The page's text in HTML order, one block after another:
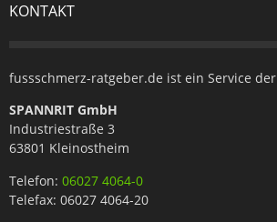
KONTAKT
fussschmerz-ratgeber.de ist ein Service der
SPANNRIT GmbH
Industriestraße 3
63801 Kleinostheim
Telefon: 06027 4064-0
Telefax: 06027 4064-20